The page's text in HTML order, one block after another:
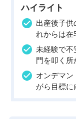
ハイライト
出産後子供
れからは在
未経験で不
門を叩く
オンデマ
がら目標に